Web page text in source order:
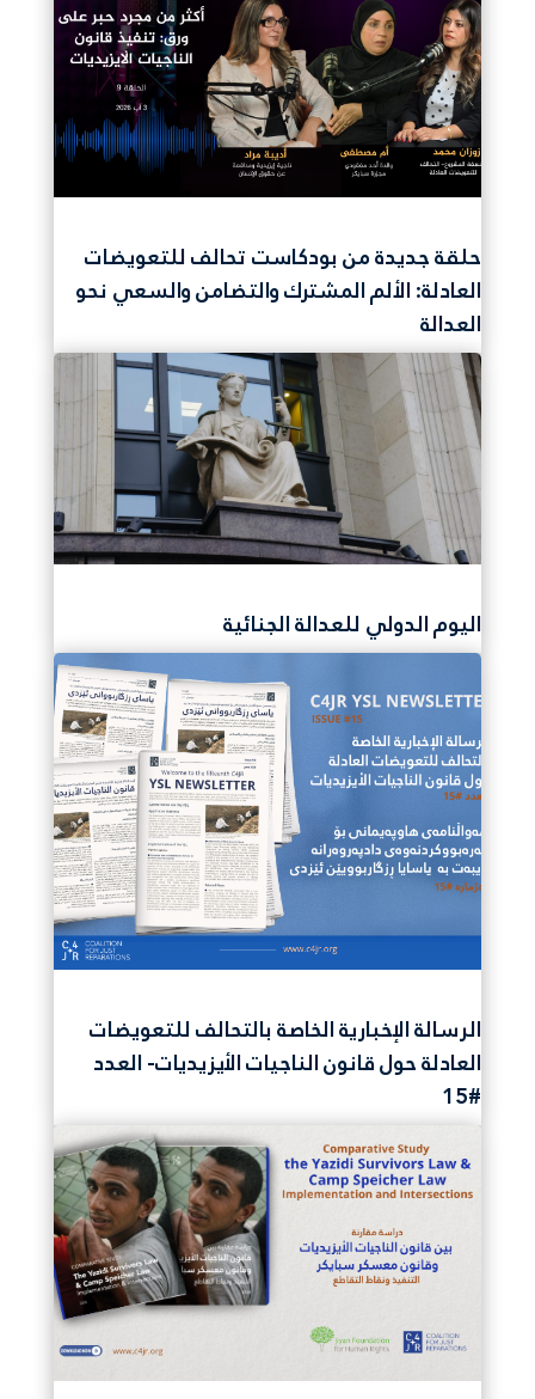
حلقة جديدة من بودكاست تحالف للتعويضات
العادلة: الألم المشترك والتضامن والسعي نحو
العدالة
اليوم الدولي للعدالة الجنائية
الرسالة الإخبارية الخاصة بالتحالف للتعويضات
العادلة حول قانون الناجيات الأيزيديات- العدد
#15